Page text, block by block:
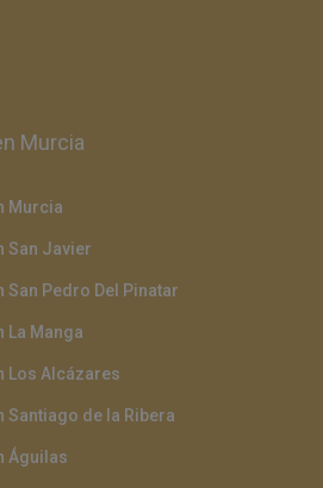
Murcia
Murcia
San Javier
San Pedro Del Pinatar
La Manga
Los Alcázares
Santiago de la Ribera
Águilas